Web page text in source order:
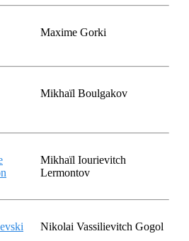
Maxime Gorki
Mikhaïl Boulgakov
Mikhaïl Iourievitch
Lermontov
Nikolai Vassilievitch Gogol